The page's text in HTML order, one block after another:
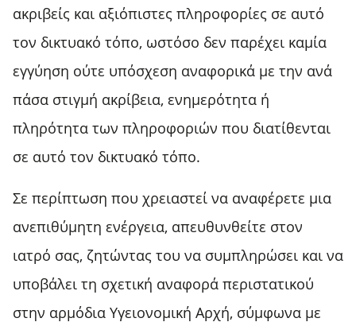
ακριβείς και αξιόπιστες πληροφορίες σε αυτό
τον δικτυακό τόπο, ωστόσο δεν παρέχει καμία
εγγύηση ούτε υπόσχεση αναφορικά με την ανά
πάσα στιγμή ακρίβεια, ενημερότητα ή
πληρότητα των πληροφοριών που διατίθενται
σε αυτό τον δικτυακό τόπο.
Σε περίπτωση που χρειαστεί να αναφέρετε μια
ανεπιθύμητη ενέργεια, απευθυνθείτε στον
ιατρό σας, ζητώντας του να συμπληρώσει και να
υποβάλει τη σχετική αναφορά περιστατικού
στην αρμόδια Υγειονομική Αρχή, σύμφωνα με